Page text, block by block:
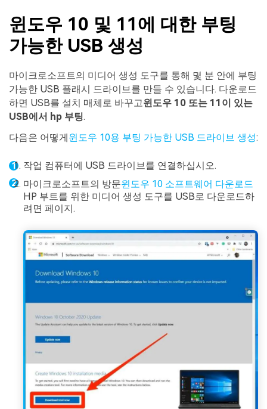
윈도우 10 및 11에 대한 부팅
가능한 USB 생성
마이크로소프트의 미디어 생성 도구를 통해 몇 분 안에 부팅
가능한 USB 플래시 드라이브를 만들 수 있습니다. 다운로드
하면 USB를 설치 매체로 바꾸고윈도우 10 또는 11이 있는
USB에서 hp 부팅.
다음은 어떻게 윈도우 10용 부팅 가능한 USB 드라이브 생성:
작업 컴퓨터에 USB 드라이브를 연결하십시오.
마이크로소프트의 방문윈도우 10 소프트웨어 다운로드
HP 부트를 위한 미디어 생성 도구를 USB로 다운로드하
려면 페이지.